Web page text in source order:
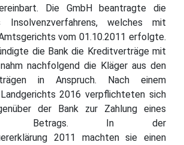
Die GmbH beantragte die
Insolvenzverfahrens, welches mit
vom 01.10.2011 erfolgte.
die Bank die Kreditverträge mit
nachfolgend die Kläger aus den
in Anspruch. Nach einem
2016 verpflichteten sich
der Bank zur Zahlung eines
Betrags. In der
2011 machten sie einen